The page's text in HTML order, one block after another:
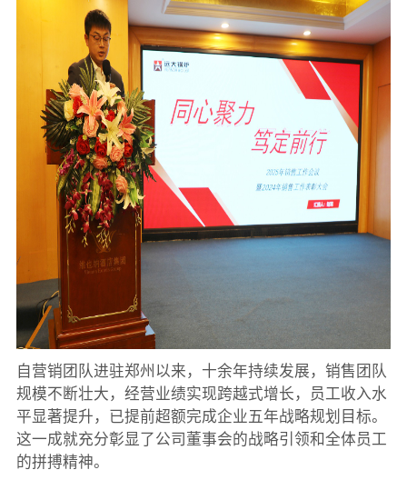
自营销团队进驻郑州以来，十余年持续发展，销售团队
规模不断壮大，经营业绩实现跨越式增长，员工收入水
平显著提升，已提前超额完成企业五年战略规划目标。
这一成就充分彰显了公司董事会的战略引领和全体员工
的拼搏精神。